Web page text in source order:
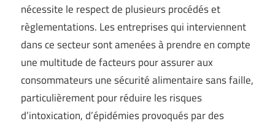
nécessite le respect de plusieurs procédés et
règlementations. Les entreprises qui interviennent
dans ce secteur sont amenées à prendre en compte
une multitude de facteurs pour assurer aux
consommateurs une sécurité alimentaire sans faille,
particulièrement pour réduire les risques
d’intoxication, d’épidémies provoqués par des